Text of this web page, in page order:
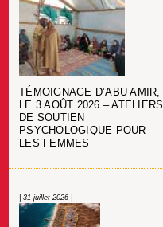
TÉMOIGNAGE D’ABU AMIR,
LE 3 AOÛT 2026 – ATELIERS
DE SOUTIEN
PSYCHOLOGIQUE POUR
LES FEMMES
| 31 juillet 2026 |